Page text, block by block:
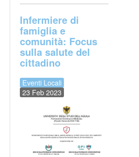
Infermiere di
famiglia e
comunità: Focus
sulla salute del
cittadino
Eventi Locali
23 Feb 2023